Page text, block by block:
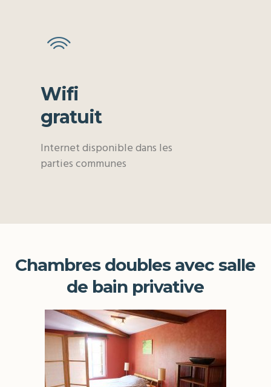
Wifi
gratuit
Internet disponible dans les
parties communes
Chambres doubles avec salle
de bain privative